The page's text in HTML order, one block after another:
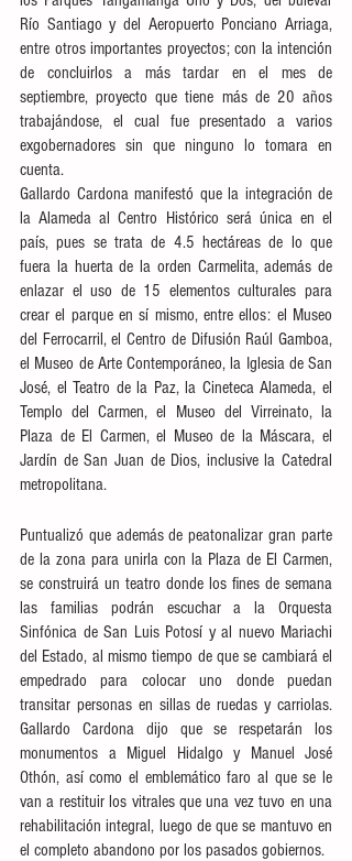
Río Santiago y del Aeropuerto Ponciano Arriaga,
entre otros importantes proyectos; con la intención
de concluirlos a más tardar en el mes de
septiembre, proyecto que tiene más de 20 años
trabajándose, el cual fue presentado a varios
exgobernadores sin que ninguno lo tomara en
cuenta.
Gallardo Cardona manifestó que la integración de
la Alameda al Centro Histórico será única en el
país, pues se trata de 4.5 hectáreas de lo que
fuera la huerta de la orden Carmelita, además de
enlazar el uso de 15 elementos culturales para
crear el parque en sí mismo, entre ellos: el Museo
del Ferrocarril, el Centro de Difusión Raúl Gamboa,
el Museo de Arte Contemporáneo, la Iglesia de San
José, el Teatro de la Paz, la Cineteca Alameda, el
Templo del Carmen, el Museo del Virreinato, la
Plaza de El Carmen, el Museo de la Máscara, el
Jardín de San Juan de Dios, inclusive la Catedral
metropolitana.
Puntualizó que además de peatonalizar gran parte
de la zona para unirla con la Plaza de El Carmen,
se construirá un teatro donde los fines de semana
las familias podrán escuchar a la Orquesta
Sinfónica de San Luis Potosí y al nuevo Mariachi
del Estado, al mismo tiempo de que se cambiará el
empedrado para colocar uno donde puedan
transitar personas en sillas de ruedas y carriolas.
Gallardo Cardona dijo que se respetarán los
monumentos a Miguel Hidalgo y Manuel José
Othón, así como el emblemático faro al que se le
van a restituir los vitrales que una vez tuvo en una
rehabilitación integral, luego de que se mantuvo en
el completo abandono por los pasados gobiernos.